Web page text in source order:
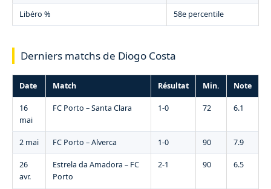
Libéro % 58e percentile
Derniers matchs de Diogo Costa
Date Match Résultat Min. Note
16
mai
FC Porto – Santa Clara 1-0 72 6.1
2 mai FC Porto – Alverca 1-0 90 7.9
26
avr.
Estrela da Amadora – FC
Porto
2-1 90 6.5